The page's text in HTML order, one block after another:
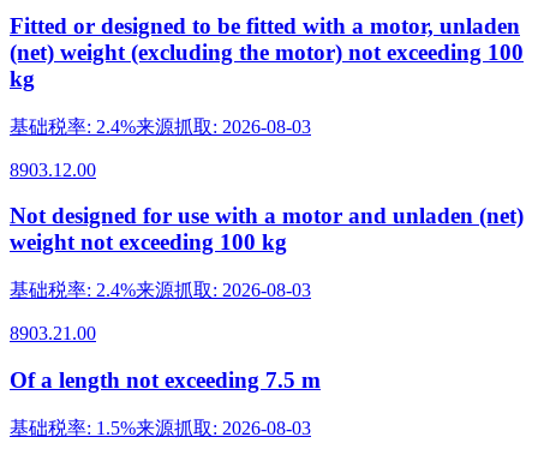
Fitted or designed to be fitted with a motor, unladen
(net) weight (excluding the motor) not exceeding 100
kg
基础税率: 2.4%来源抓取: 2026-08-03
8903.12.00
Not designed for use with a motor and unladen (net)
weight not exceeding 100 kg
基础税率: 2.4%来源抓取: 2026-08-03
8903.21.00
Of a length not exceeding 7.5 m
基础税率: 1.5%来源抓取: 2026-08-03